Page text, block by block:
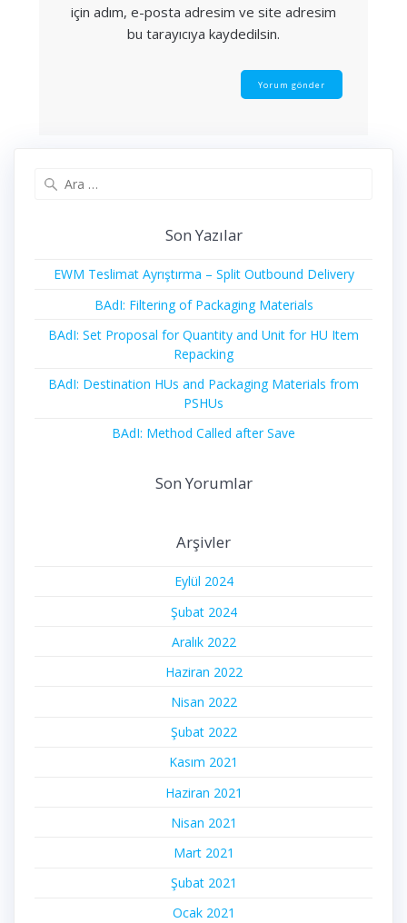
için adım, e-posta adresim ve site adresim
bu tarayıcıya kaydedilsin.
Son Yazılar
EWM Teslimat Ayrıştırma – Split Outbound Delivery
BAdI: Filtering of Packaging Materials
BAdI: Set Proposal for Quantity and Unit for HU Item
Repacking
BAdI: Destination HUs and Packaging Materials from
PSHUs
BAdI: Method Called after Save
Son Yorumlar
Arşivler
Eylül 2024
Şubat 2024
Aralık 2022
Haziran 2022
Nisan 2022
Şubat 2022
Kasım 2021
Haziran 2021
Nisan 2021
Mart 2021
Şubat 2021
Ocak 2021